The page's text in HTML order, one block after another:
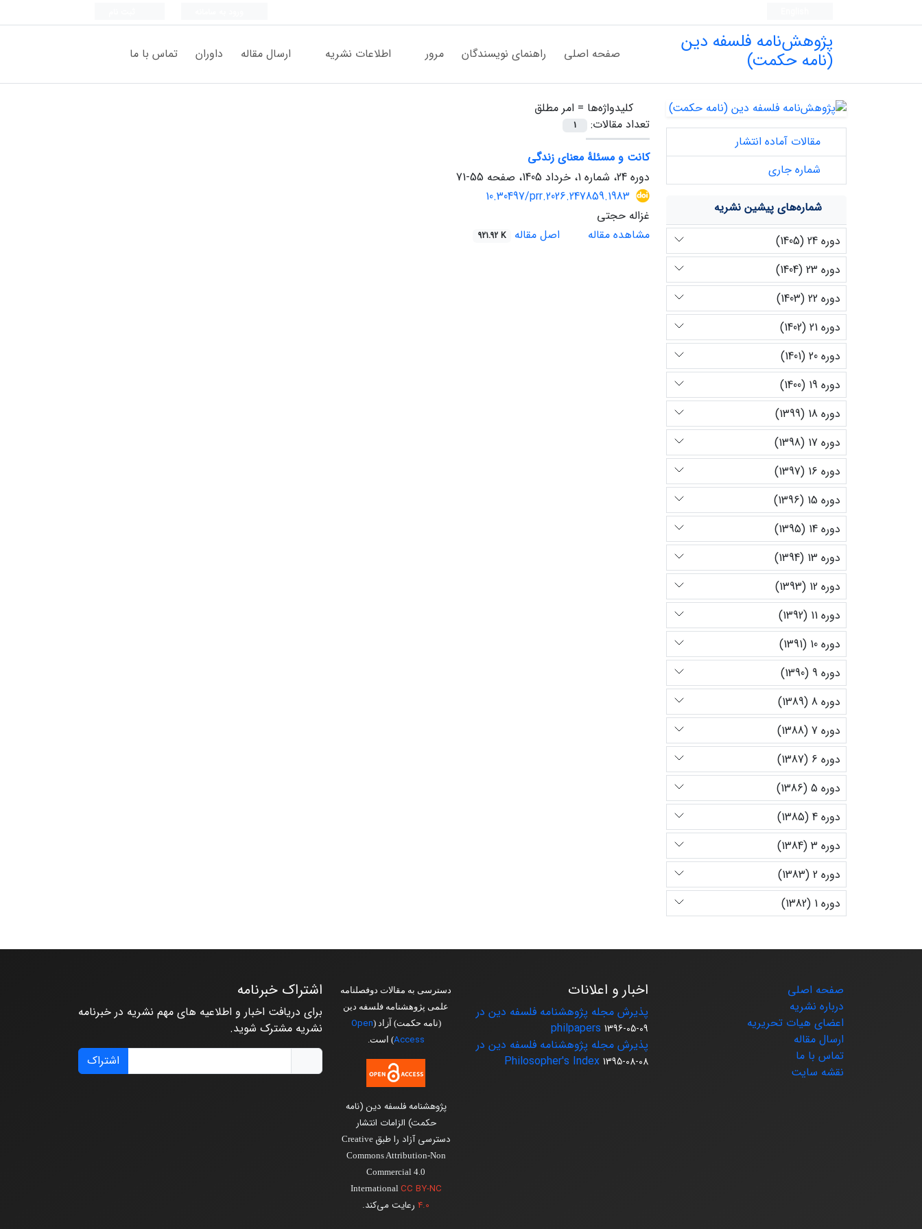
پژوهش‌نامه فلسفه دین
(نامه حکمت) صفحه اصلی راهنمای نویسندگان مرور اطلاعات نشریه ارسال مقاله داوران تماس با ما
کلیدواژه‌ها = امر مطلق
تعداد مقالات:
1
کانت و مسئلۀ معنای زندگی
دوره 24، شماره 1، خرداد 1405، صفحه
55-71
10.30497/prr.2026.247859.1983
غزاله حجتی
مشاهده مقاله
اصل مقاله 921.92 K
مقالات آماده انتشار
شماره جاری
شماره‌های پیشین نشریه
دوره 24 (1405)
دوره 23 (1404)
دوره 22 (1403)
دوره 21 (1402)
دوره 20 (1401)
دوره 19 (1400)
دوره 18 (1399)
دوره 17 (1398)
دوره 16 (1397)
دوره 15 (1396)
دوره 14 (1395)
دوره 13 (1394)
دوره 12 (1393)
دوره 11 (1392)
دوره 10 (1391)
دوره 9 (1390)
دوره 8 (1389)
دوره 7 (1388)
دوره 6 (1387)
دوره 5 (1386)
دوره 4 (1385)
دوره 3 (1384)
دوره 2 (1383)
دوره 1 (1382)
صفحه اصلی
درباره نشریه
اعضای هیات تحریریه
ارسال مقاله
تماس با ما
نقشه سایت
اخبار و اعلانات
پذیرش مجله پژوهشنامه فلسفه دین در
philpapers 1396-05-09
پذیرش مجله پژوهشنامه فلسفه دین در
Philosopher's Index 1395-08-08
دسترسی به مقالات دوفصلنامه
علمی پژوهشنامه فلسفه دین
(نامه حکمت) آزاد (Open
Access) است.
پژوهشنامه فلسفه دین (نامه
حکمت) الزامات انتشار
دسترسی آزاد را طبق Creative
Commons Attribution-Non
Commercial 4.0
International CC BY-NC
4.0 رعایت می‌کند.
اشتراک خبرنامه
برای دریافت اخبار و اطلاعیه های مهم نشریه در خبرنامه
نشریه مشترک شوید.
اشتراک